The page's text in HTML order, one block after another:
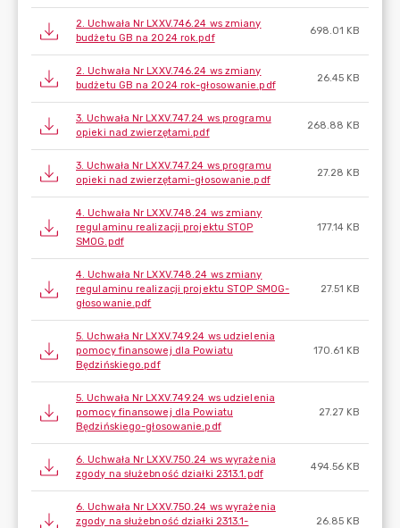
2. Uchwała Nr LXXV.746.24 ws zmiany
budżetu GB na 2024 rok.pdf
698.01 KB
2. Uchwała Nr LXXV.746.24 ws zmiany
budżetu GB na 2024 rok-głosowanie.pdf
26.45 KB
3. Uchwała Nr LXXV.747.24 ws programu
opieki nad zwierzętami.pdf
268.88 KB
3. Uchwała Nr LXXV.747.24 ws programu
opieki nad zwierzętami-głosowanie.pdf
27.28 KB
4. Uchwała Nr LXXV.748.24 ws zmiany
regulaminu realizacji projektu STOP
SMOG.pdf
177.14 KB
4. Uchwała Nr LXXV.748.24 ws zmiany
regulaminu realizacji projektu STOP SMOG-
głosowanie.pdf
27.51 KB
5. Uchwała Nr LXXV.749.24 ws udzielenia
pomocy finansowej dla Powiatu
Będzińskiego.pdf
170.61 KB
5. Uchwała Nr LXXV.749.24 ws udzielenia
pomocy finansowej dla Powiatu
Będzińskiego-głosowanie.pdf
27.27 KB
6. Uchwała Nr LXXV.750.24 ws wyrażenia
zgody na służebność działki 2313.1.pdf
494.56 KB
6. Uchwała Nr LXXV.750.24 ws wyrażenia
zgody na służebność działki 2313.1-
26.85 KB